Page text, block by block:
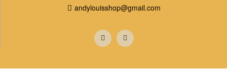
andylouisshop@gmail.com